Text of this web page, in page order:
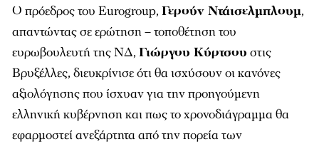
Ο πρόεδρος του Eurogroup, Γερούν Ντάισελμπλουμ,
απαντώντας σε ερώτηση – τοποθέτηση του
ευρωβουλευτή της ΝΔ, Γιώργου Κύρτσου στις
Βρυξέλλες, διευκρίνισε ότι θα ισχύσουν οι κανόνες
αξιολόγησης που ίσχυαν για την προηγούμενη
ελληνική κυβέρνηση και πως το χρονοδιάγραμμα θα
εφαρμοστεί ανεξάρτητα από την πορεία των